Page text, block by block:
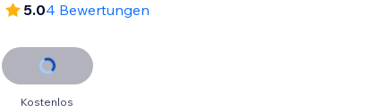
5.04 Bewertungen
Kostenlos